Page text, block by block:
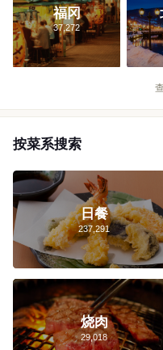
福冈
37,272
上野・浅草・日暮里
秋叶原
品川 六本木・麻布
代官山
麻布十番 四谷・市
五反田・高轮台
东京 自由
饭田桥・神乐坂
下北泽
大阪车站・梅田・新地 难波
大宫・与野周边
名古屋市
按菜系搜索
日餐
237,291
烧肉
29,018